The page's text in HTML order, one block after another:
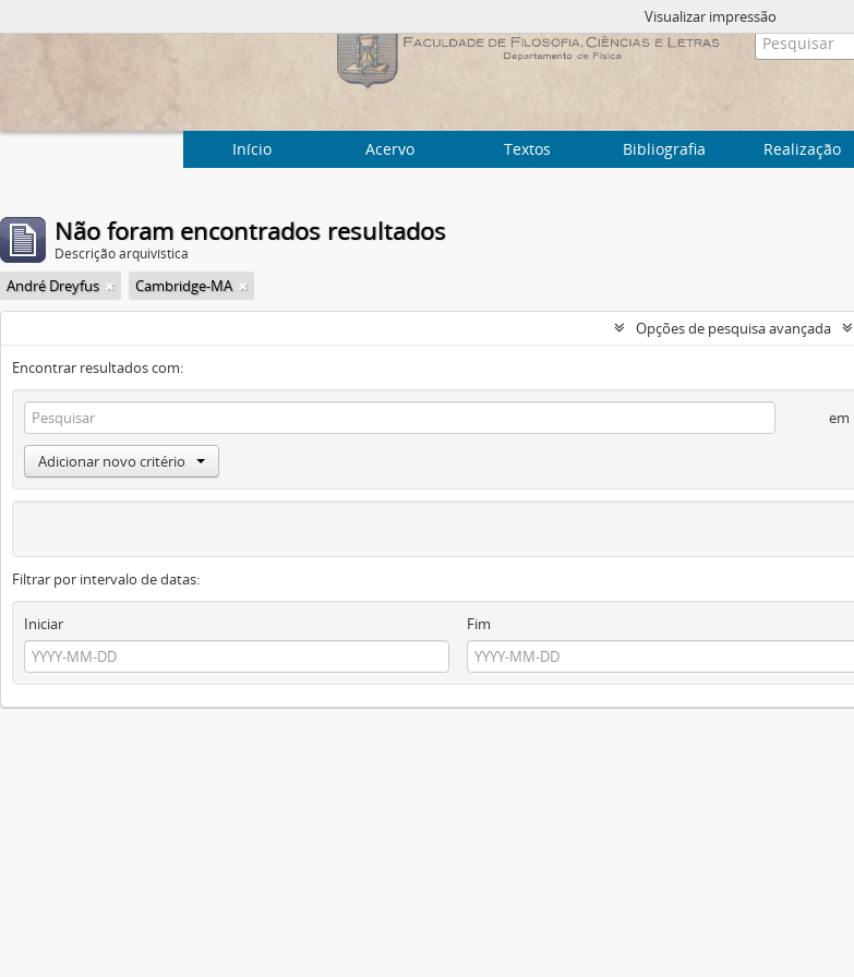
Início Acervo Textos Bibliografia Realização
Visualizar impressão
Não foram encontrados resultados
Descrição arquivística
André Dreyfus Cambridge-MA
Opções de pesquisa avançada
Encontrar resultados com:
em
Adicionar novo critério
Filtrar por intervalo de datas:
Iniciar
Fim